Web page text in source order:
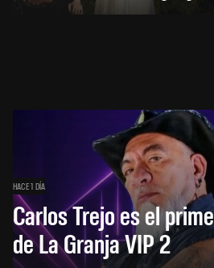
HACE 1 DÍA
Carlos Trejo es el
de La Granja VIP 2